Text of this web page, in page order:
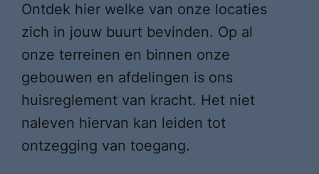
Ontdek hier welke van onze locaties
zich in jouw buurt bevinden. Op al
onze terreinen en binnen onze
gebouwen en afdelingen is ons
huisreglement van kracht. Het niet
naleven hiervan kan leiden tot
ontzegging van toegang.